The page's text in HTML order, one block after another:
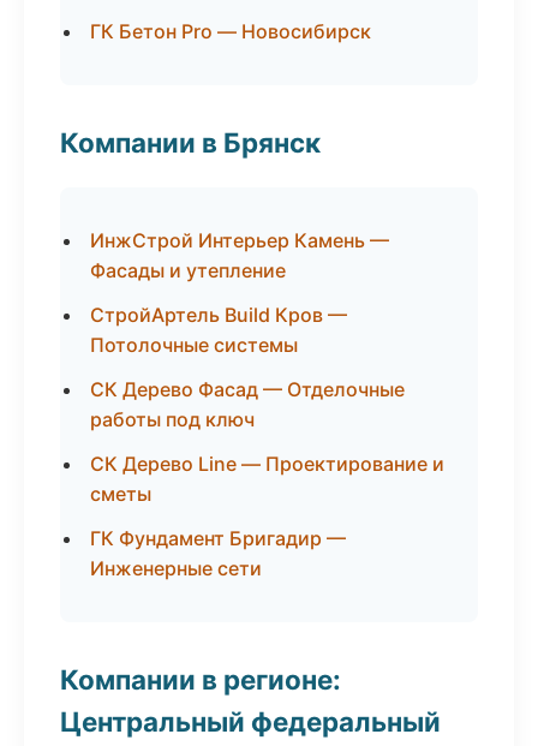
ГК Бетон Pro — Новосибирск
Компании в Брянск
ИнжСтрой Интерьер Камень —
Фасады и утепление
СтройАртель Build Кров —
Потолочные системы
СК Дерево Фасад — Отделочные
работы под ключ
СК Дерево Line — Проектирование и
сметы
ГК Фундамент Бригадир —
Инженерные сети
Компании в регионе:
Центральный федеральный